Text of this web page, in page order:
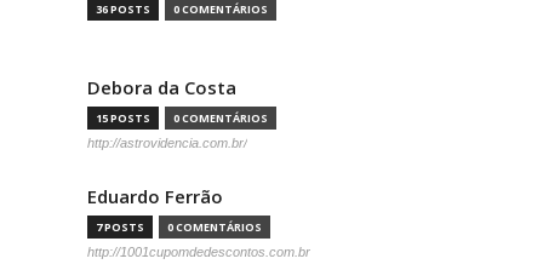
36 POSTS 0 COMENTÁRIOS
Debora da Costa
15 POSTS 0 COMENTÁRIOS
http://astrovidencia.com.br/
Eduardo Ferrão
7 POSTS 0 COMENTÁRIOS
http://1001cupomdedescontos.com.br